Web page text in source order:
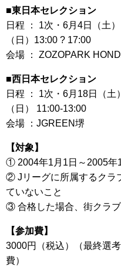
■東日本セレクション
日程 ： 1次・6月4日（土
（日）13:00 ? 17:00
会場 ： ZOZOPARK
■西日本セレクション
日程 ： 1次・6月18日（土
（日） 11:00-13:00
会場 ：JGREEN堺
【対象】
① 2004年1月1日～2005年
② Jリーグに所属するクラ
ていないこと
③ 合格した場合、街クラ
【参加費】
3000円（税込）（最終選
費）